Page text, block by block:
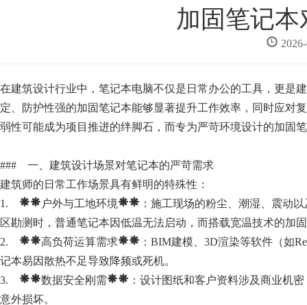
加固笔记
在建筑设计行业中，笔记本电脑不仅是日常办公的工具，更是
定、防护性强的加固笔记本能够显著提升工作效率，同时应对
弱性可能成为项目推进的绊脚石，而专为严苛环境设计的加固
### 一、建筑设计场景对笔记本的严苛需求
建筑师的日常工作场景具有鲜明的特殊性：
1. **户外与工地环境**：施工现场的粉尘、潮湿、震动以
区勘测时，普通笔记本因低温无法启动，而搭载宽温技术的加
2. **高负荷运算需求**：BIM建模、3D渲染等软件（如
记本易因散热不足导致降频或死机。
3. **数据安全刚需**：设计图纸和客户资料涉及商业机密，
意外损坏。